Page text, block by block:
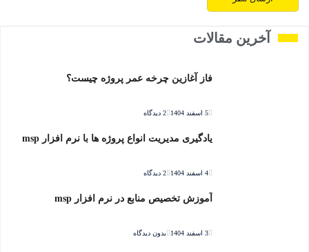
آخرین مقالات
فاز آغازین چرخه عمر پروژه چیست؟
5 اسفند 1404 2 دیدگاه
یادگیری مدیریت انواع پروژه ها با نرم افزار msp
4 اسفند 1404 2 دیدگاه
آموزش تخصیص منابع در نرم افزار msp
3 اسفند 1404 بدون دیدگاه